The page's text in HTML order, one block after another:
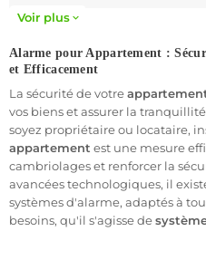
résidents d’appartements
systèmes d'alarme performants.
ce que vous devez savoir pour
Pourquoi installer une alarme
Les cambriolages et intrusions
notamment dans les zones
exposés aux risques
immeubles avec des parties
Voir plus expand_more
Alarme pour Appartement :
et Efficacement
La sécurité de votre
vos biens et assurer la
soyez propriétaire ou locataire,
appartement est une mesure
cambriolages et renforcer la
avancées technologiques, il
systèmes d'alarme, adaptés à
besoins, qu'il s'agisse de